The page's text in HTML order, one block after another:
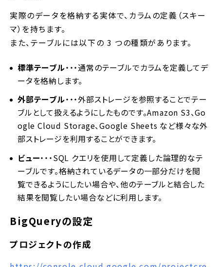
実際のデータを格納する実体で、カラムの定義（スキー
マ）を持ちます。
また、テーブルには以下の 3 つの種類があります。
標準テーブル・・・通常のテーブルでカラムを定義してデ
ータを格納します。
外部テーブル・・・外部ストレージを参照することでテー
ブルとして扱えるようにしたものです。Amazon S3、Go
ogle Cloud Storage、Google Sheets など様々な外
部ストレージを利用することができます。
ビュー・・・SQL クエリを使用して定義した論理的なテ
ーブルです。格納されているデータの一部分だけを閲
覧できるようにしたい場合や、他のテーブルと結合した
結果を閲覧したい場合などに利用します。
BigQueryの設定
プロジェクトの作成